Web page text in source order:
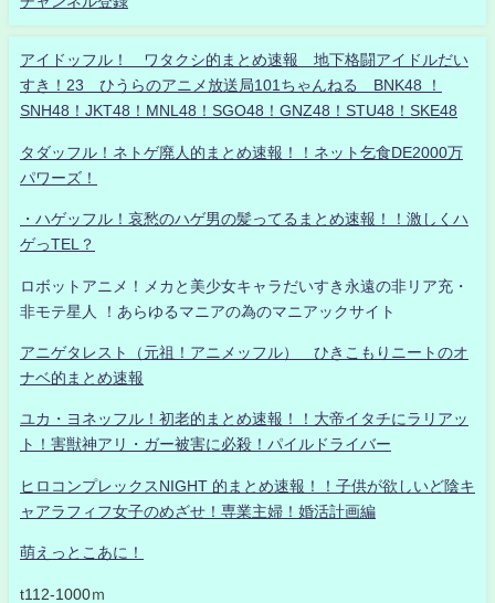
アイドッフル！ ワタクシ的まとめ速報 地下格闘アイドルだい
すき！23 ひうらのアニメ放送局101ちゃんねる BNK48 ！
SNH48！JKT48！MNL48！SGO48！GNZ48！STU48！SKE48
タダッフル！ネトゲ廃人的まとめ速報！！ネット乞食DE2000万
パワーズ！
・ハゲッフル！哀愁のハゲ男の髪ってるまとめ速報！！激しくハ
ゲっTEL？
ロボットアニメ！メカと美少女キャラだいすき永遠の非リア充・
非モテ星人 ！あらゆるマニアの為のマニアックサイト
アニゲタレスト（元祖！アニメッフル） ひきこもりニートのオ
ナベ的まとめ速報
ユカ・ヨネッフル！初老的まとめ速報！！大帝イタチにラリアッ
ト！害獣神アリ・ガー被害に必殺！パイルドライバー
ヒロコンプレックスNIGHT 的まとめ速報！！子供が欲しいど陰キ
ャアラフィフ女子のめざせ！専業主婦！婚活計画編
萌えっとこあに！
t112-1000ｍ